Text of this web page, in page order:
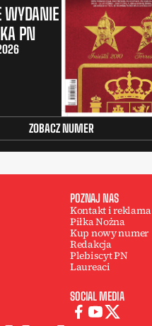
WYDANIE
PN
ZOBACZ NUMER
POZNAJ NAS
Kontakt i reklama
Piłka Nożna
Kup nowy numer
Redakcja
Plebiscyt PN
Laureaci
SOCIAL MEDIA